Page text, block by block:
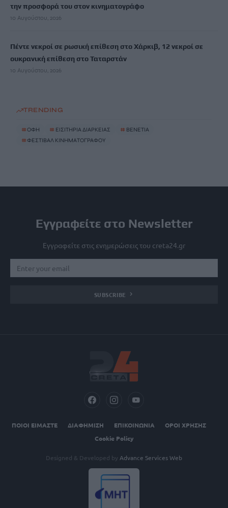
την προσφορά του στον κινηματογράφο
10 Αυγούστου, 2026
Πέντε νεκροί σε ρωσική επίθεση στο Χάρκιβ, 12 νεκροί σε
ουκρανική επίθεση στο Ταταρστάν
10 Αυγούστου, 2026
TRENDING
#ΟΦΗ # ΕΙΣΙΤΗΡΙΑ ΔΙΑΡΚΕΙΑΣ # ΒΕΝΕΤΙΑ
#ΦΕΣΤΙΒΑΛ ΚΙΝΗΜΑΤΟΓΡΑΦΟΥ
Εγγραφείτε στο Newsletter
Εγγραφείτε στις ενημερώσεις του creta24.gr
SUBSCRIBE
ΠΟΙΟΙ ΕΙΜΑΣΤΕ ΔΙΑΦΗΜΙΣΗ ΕΠΙΚΟΙΝΩΝΙΑ
ΟΡΟΙ ΧΡΗΣΗΣ
Cookie Policy
Designed & Developed by Advance Services Web